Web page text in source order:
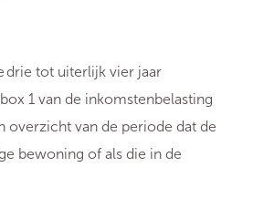
drie tot uiterlijk vier jaar
1 van de inkomstenbelasting
overzicht van de periode dat de
bewoning of als die in de